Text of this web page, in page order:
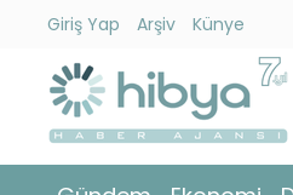
Giriş Yap Arşiv Künye
Gündem